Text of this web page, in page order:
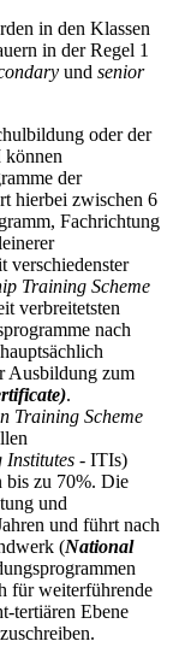
in den Klassen
in der Regel 1
und senior
oder der
können
der
hierbei zwischen 6
Fachrichtung
verschiedenster
Training Scheme
verbreitetsten
nach
Ausbildung zum
.
Training Scheme
- ITIs)
bis zu 70%. Die
und
und führt nach
(National
für weiterführende
tertiären Ebene